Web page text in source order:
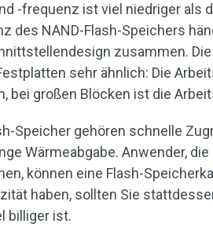
-frequenz ist viel niedriger als
des NAND-Flash-Speichers
zusammen.
sehr ähnlich: Die
bei großen Blöcken ist die
Speicher gehören schnelle
Wärmeabgabe. Anwender,
können eine Flash-
haben, sollten Sie
billiger ist.